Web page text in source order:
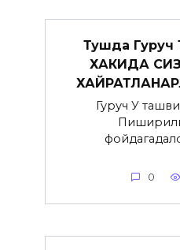
Тушда
ХАКИДА
Гуруч У
0